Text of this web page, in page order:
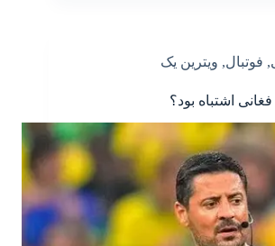
, فوتبال, ویترین یک
اشتباه بود؟